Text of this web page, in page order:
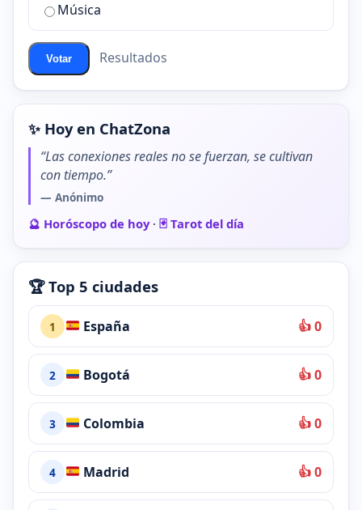
ChatZona?
Música
Votar Resultados
✨ Hoy en ChatZona
“Las conexiones reales no se fuerzan, se cultivan
con tiempo.”
— Anónimo
🔮 Horóscopo de hoy· 🃏 Tarot del día
🏆 Top 5 ciudades
1 España 👍 0
2 Bogotá 👍 0
3 Colombia 👍 0
4 Madrid 👍 0